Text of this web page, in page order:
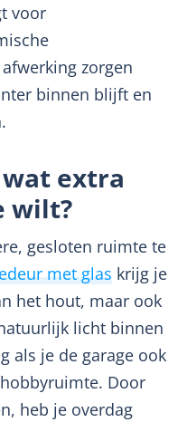
voor
zorgen
binnen blijft en
extra
wilt?
gesloten ruimte te
met glas krijg je
het hout, maar ook
licht binnen
als je de garage ook
Door
heb je overdag